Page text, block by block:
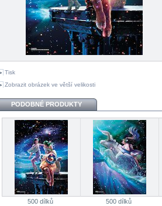
Tisk
Zobrazit obrázek ve větší velikosti
PODOBNÉ PRODUKTY
500 dílků 500 dílků